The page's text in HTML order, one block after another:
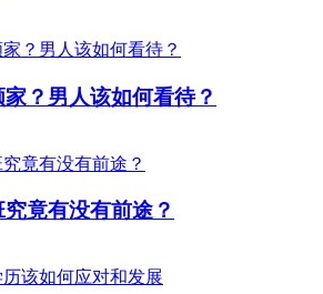
？男人该如何看待？
竟有没有前途？